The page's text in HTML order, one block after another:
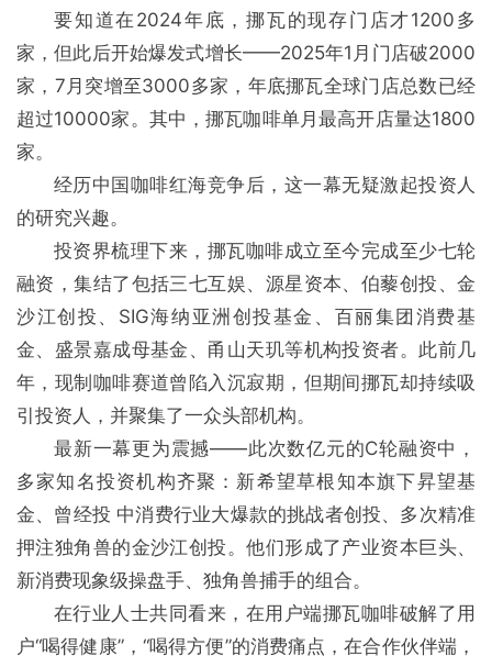
要知道在2024年底，挪瓦的现存门店才1200多
家，但此后开始爆发式增长——2025年1月门店破2000
家，7月突增至3000多家，年底挪瓦全球门店总数已经
超过10000家。其中，挪瓦咖啡单月最高开店量达1800
家。
经历中国咖啡红海竞争后，这一幕无疑激起投资人
的研究兴趣。
投资界梳理下来，挪瓦咖啡成立至今完成至少七轮
融资，集结了包括三七互娱、源星资本、伯藜创投、金
沙江创投、SIG海纳亚洲创投基金、百丽集团消费基
金、盛景嘉成母基金、甬山天玑等机构投资者。此前几
年，现制咖啡赛道曾陷入沉寂期，但期间挪瓦却持续吸
引投资人，并聚集了一众头部机构。
最新一幕更为震撼——此次数亿元的C轮融资中，
多家知名投资机构齐聚：新希望草根知本旗下昇望基
金、曾经投 中消费行业大爆款的挑战者创投、多次精准
押注独角兽的金沙江创投。他们形成了产业资本巨头、
新消费现象级操盘手、独角兽捕手的组合。
在行业人士共同看来，在用户端挪瓦咖啡破解了用
户“喝得健康”，“喝得方便”的消费痛点，在合作伙伴端，